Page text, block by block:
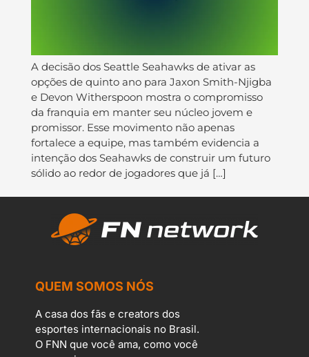
A decisão dos Seattle Seahawks de ativar as
opções de quinto ano para Jaxon Smith-Njigba
e Devon Witherspoon mostra o compromisso
da franquia em manter seu núcleo jovem e
promissor. Esse movimento não apenas
fortalece a equipe, mas também evidencia a
intenção dos Seahawks de construir um futuro
sólido ao redor de jogadores que já […]
QUEM SOMOS NÓS
A casa dos fãs e creators dos
esportes internacionais no Brasil.
O FNN que você ama, como você